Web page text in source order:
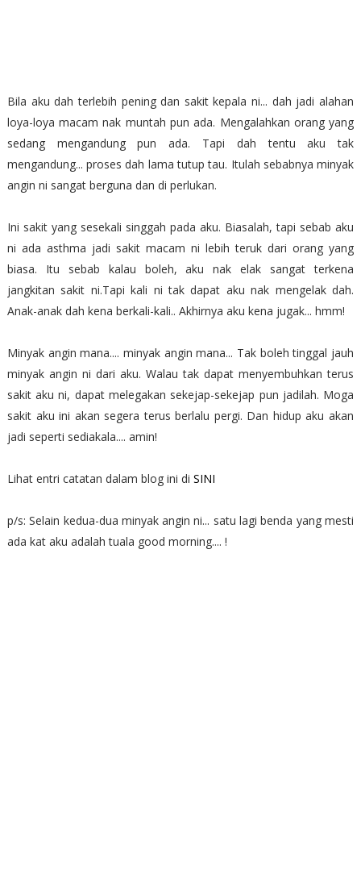
Bila aku dah terlebih pening dan sakit kepala ni... dah jadi alahan
loya-loya macam nak muntah pun ada. Mengalahkan orang yang
sedang mengandung pun ada. Tapi dah tentu aku tak
mengandung... proses dah lama tutup tau. Itulah sebabnya minyak
angin ni sangat berguna dan di perlukan.
Ini sakit yang sesekali singgah pada aku. Biasalah, tapi sebab aku
ni ada asthma jadi sakit macam ni lebih teruk dari orang yang
biasa. Itu sebab kalau boleh, aku nak elak sangat terkena
jangkitan sakit ni.Tapi kali ni tak dapat aku nak mengelak dah.
Anak-anak dah kena berkali-kali.. Akhirnya aku kena jugak... hmm!
Minyak angin mana.... minyak angin mana... Tak boleh tinggal jauh
minyak angin ni dari aku. Walau tak dapat menyembuhkan terus
sakit aku ni, dapat melegakan sekejap-sekejap pun jadilah. Moga
sakit aku ini akan segera terus berlalu pergi. Dan hidup aku akan
jadi seperti sediakala.... amin!
Lihat entri catatan dalam blog ini di SINI
p/s: Selain kedua-dua minyak angin ni... satu lagi benda yang mesti
ada kat aku adalah tuala good morning.... !